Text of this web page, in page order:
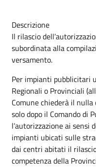
Descrizione
Il rilascio
subordinata alla
versamento.
Per impianti pubblicitari
Regionali o Provinciali
Comune chiederà il
solo dopo il Comando di
l’autorizzazione ai sensi
impianti ubicati sulle
dai centri abitati il
competenza della